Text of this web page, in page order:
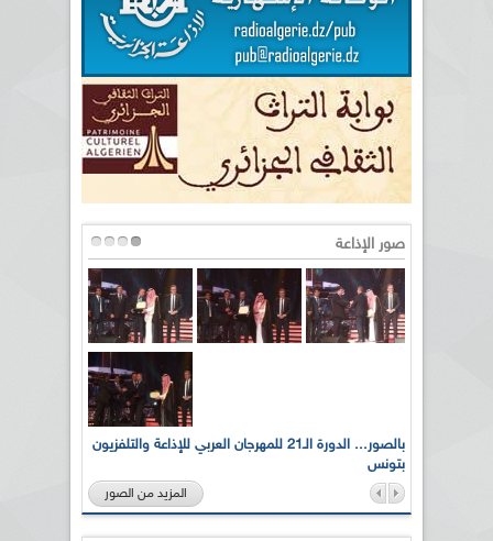
صور الإذاعة
بالصور... الدورة الـ21 للمهرجان العربي للإذاعة والتلفزيون
بتونس
المزيد من الصور